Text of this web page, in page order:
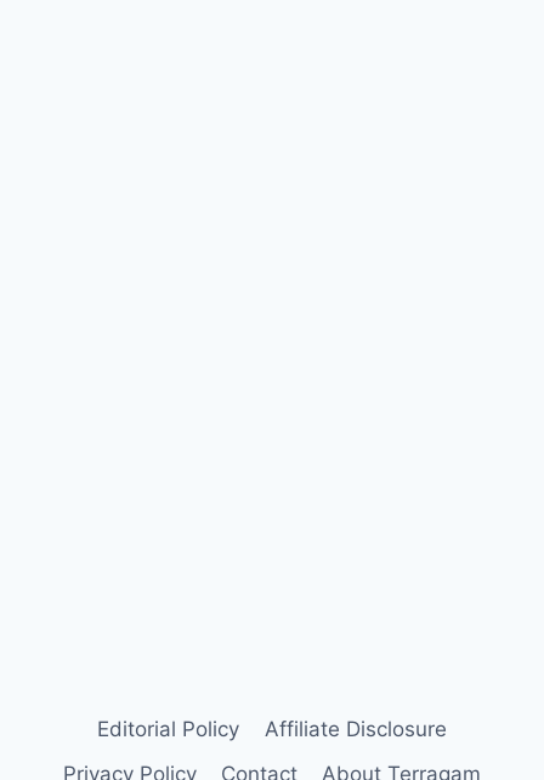
Editorial Policy
Affiliate Disclosure
Privacy Policy
Contact About Terragam